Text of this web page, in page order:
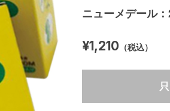
ニューメデール
¥1,210 （税込）